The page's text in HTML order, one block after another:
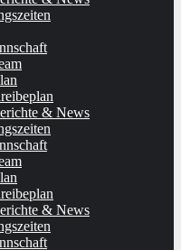
& News
& News